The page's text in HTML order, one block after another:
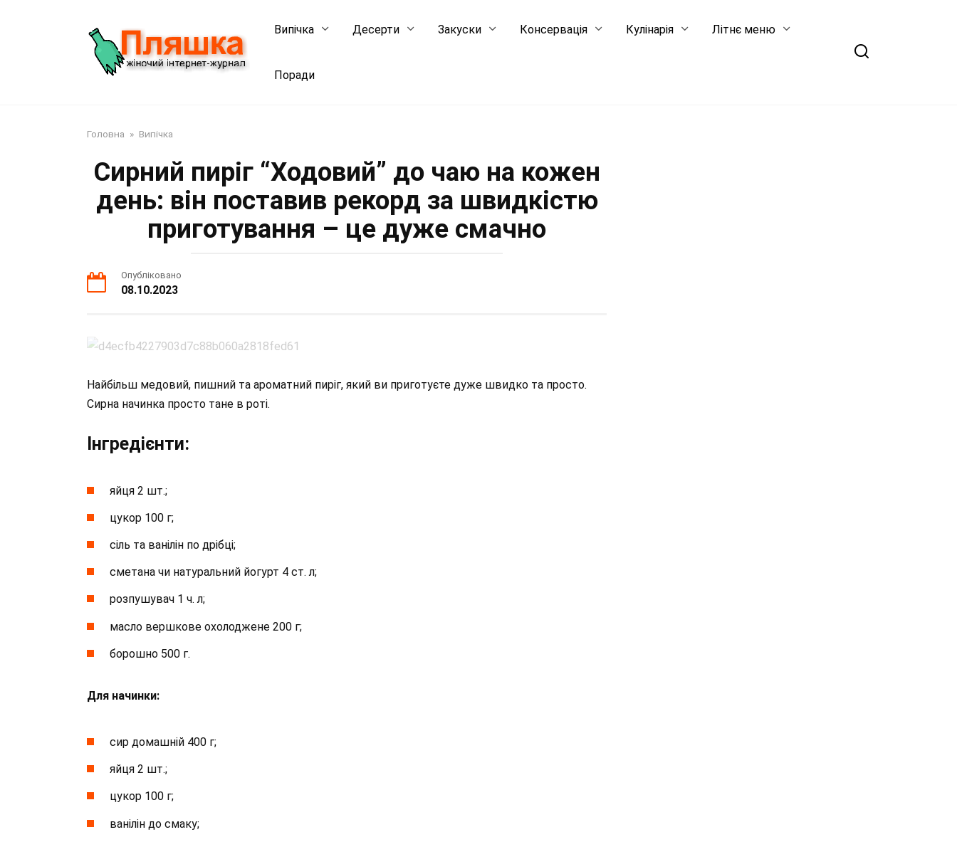
Випічка Десерти Закуски Консервація Кулінарія Літнє меню
Поради
Головна » Випічка
Сирний пиріг “Ходовий” до чаю на кожен
день: він поставив рекорд за швидкістю
приготування – це дуже смачно
Опубліковано
08.10.2023
Найбільш медовий, пишний та ароматний пиріг, який ви приготуєте дуже швидко та просто.
Сирна начинка просто тане в роті.
Інгредієнти:
яйця 2 шт.;
цукор 100 г;
сіль та ванілін по дрібці;
сметана чи натуральний йогурт 4 ст. л;
розпушувач 1 ч. л;
масло вершкове охолоджене 200 г;
борошно 500 г.
Для начинки:
сир домашній 400 г;
яйця 2 шт.;
цукор 100 г;
ванілін до смаку;